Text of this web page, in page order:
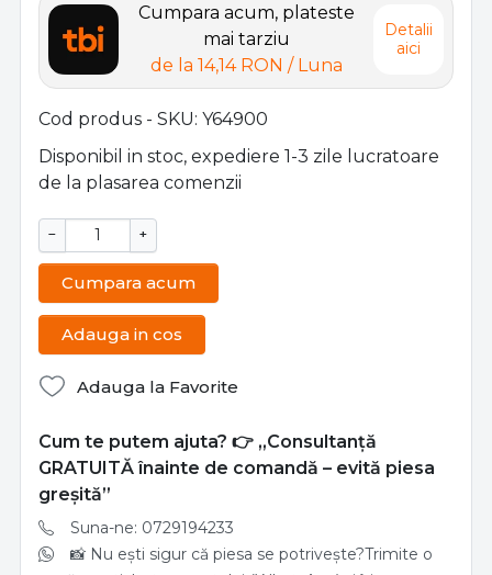
Cumpara acum, plateste
mai tarziu
de la 14,14 RON / Luna
Detalii
aici
Cod produs - SKU Y64900
Disponibil in stoc, expediere 1-3 zile lucratoare
de la plasarea comenzii
− +
Cumpara acum
Adauga in cos
Adauga la Favorite
Cum te putem ajuta? 👉 „Consultanță
GRATUITĂ înainte de comandă – evită piesa
greșită”
Suna-ne: 0729194233
📸 Nu ești sigur că piesa se potrivește?Trimite o